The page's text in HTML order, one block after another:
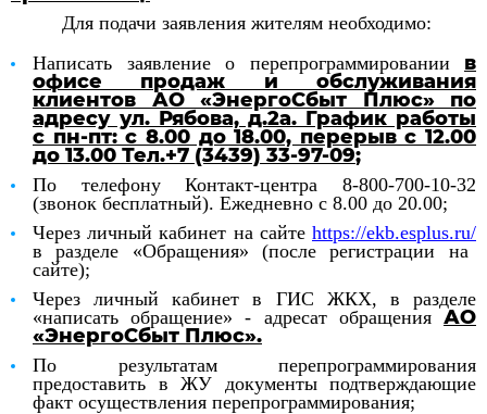
Для подачи заявления жителям необходимо:
Написать заявление о перепрограммировании в
офисе продаж и обслуживания
клиентов АО «ЭнергоСбыт Плюс» по
адресу ул. Рябова, д.2а. График работы
с пн-пт: с 8.00 до 18.00, перерыв с 12.00
до 13.00 Тел.+7 (3439) 33-97-09;
По телефону Контакт-центра 8-800-700-10-32
(звонок бесплатный). Ежедневно с 8.00 до 20.00;
Через личный кабинет на сайте https://ekb.esplus.ru/
в разделе «Обращения» (после регистрации на
сайте);
Через личный кабинет в ГИС ЖКХ, в разделе
«написать обращение» - адресат обращения АО
«ЭнергоСбыт Плюс».
По результатам перепрограммирования
предоставить в ЖУ документы подтверждающие
факт осуществления перепрограммирования;